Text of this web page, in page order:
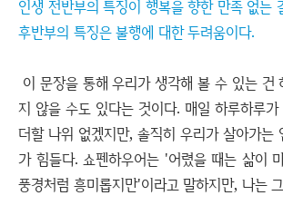
인생 전반부의 특징이 행복을 향한 만족 없는
후반부의 특징은 불행에 대한 두려움이다.
이 문장을 통해 우리가 생각해 볼 수 있는 건
지 않을 수도 있다는 것이다. 매일 하루하루
더할 나위 없겠지만, 솔직히 우리가 살아가는
가 힘들다. 쇼펜하우어는 '어렸을 때는 삶이
풍경처럼 흥미롭지만'이라고 말하지만, 나는